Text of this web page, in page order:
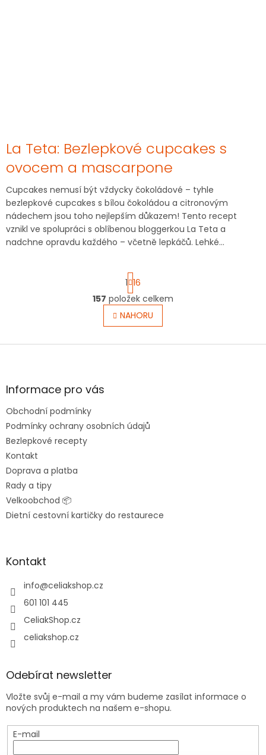
La Teta: Bezlepkové cupcakes s
ovocem a mascarpone
Cupcakes nemusí být vždycky čokoládové – tyhle
bezlepkové cupcakes s bílou čokoládou a citronovým
nádechem jsou toho nejlepším důkazem! Tento recept
vznikl ve spolupráci s oblíbenou bloggerkou La Teta a
nadchne opravdu každého – včetně lepkáčů. Lehké...
O
v
l
d
k
S
t
r
á
n
k
v
1 16
157 položek celkem
NAHORU
Z
aInformace pro vás
Obchodní podmínky
Podmínky ochrany osobních údajů
Bezlepkové recepty
Kontakt
Doprava a platba
Rady a tipy
Velkoobchod 📦
Dietní cestovní kartičky do restaurece
Kontakt
info@celiakshop.cz
601 101 445
CeliakShop.cz
celiakshop.cz
Odebírat newsletter
Vložte svůj e-mail a my vám budeme zasílat informace o
nových produktech na našem e-shopu.
E-mail